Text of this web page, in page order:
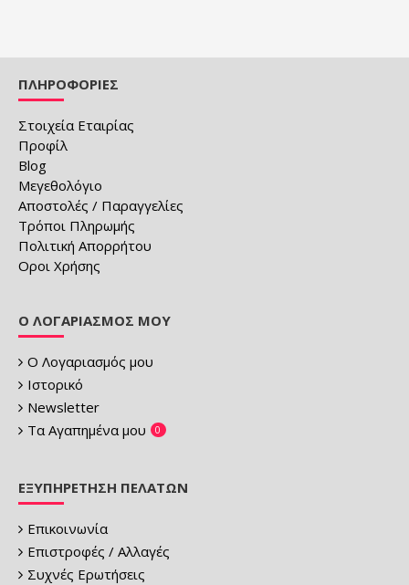
ΠΛΗΡΟΦΟΡΙΕΣ
Στοιχεία Εταιρίας
Προφίλ
Blog
Μεγεθολόγιο
Αποστολές / Παραγγελίες
Τρόποι Πληρωμής
Πολιτική Απορρήτου
Οροι Χρήσης
Ο ΛΟΓΑΡΙΑΣΜΌΣ ΜΟΥ
Ο Λογαριασμός μου
Ιστορικό
Newsletter
Τα Αγαπημένα μου
0
ΕΞΥΠΗΡΈΤΗΣΗ ΠΕΛΑΤΏΝ
Επικοινωνία
Επιστροφές / Αλλαγές
Συχνές Ερωτήσεις